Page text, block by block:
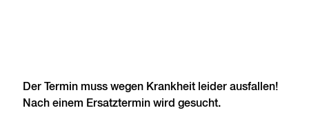
Der Termin muss wegen Krankheit leider ausfallen!
Nach einem Ersatztermin wird gesucht.